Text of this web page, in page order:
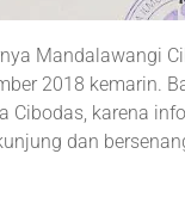
Mandalawangi
2018 kemarin.
Cibodas, karena info
dan